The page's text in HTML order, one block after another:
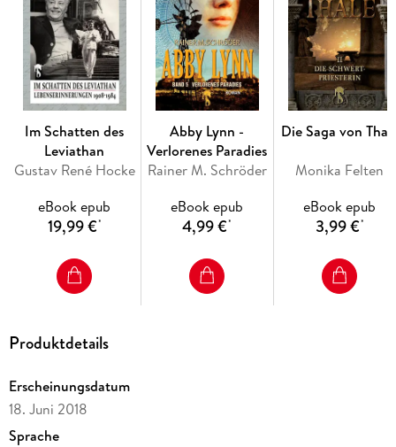
Im Schatten des
Leviathan
Gustav René Hocke
eBook epub
19,99 €*
Abby Lynn -
Verlorenes Paradies
Rainer M. Schröder
eBook epub
4,99 €*
Die Saga von
Monika Felten
eBook epub
3,99 €*
Produktdetails
Erscheinungsdatum
18. Juni 2018
Sprache